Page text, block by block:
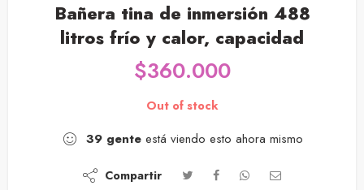
Bañera tina de inmersión 488
litros frío y calor, capacidad
$360.000
Out of stock
39 genteestá viendo esto ahora mismo
Compartir